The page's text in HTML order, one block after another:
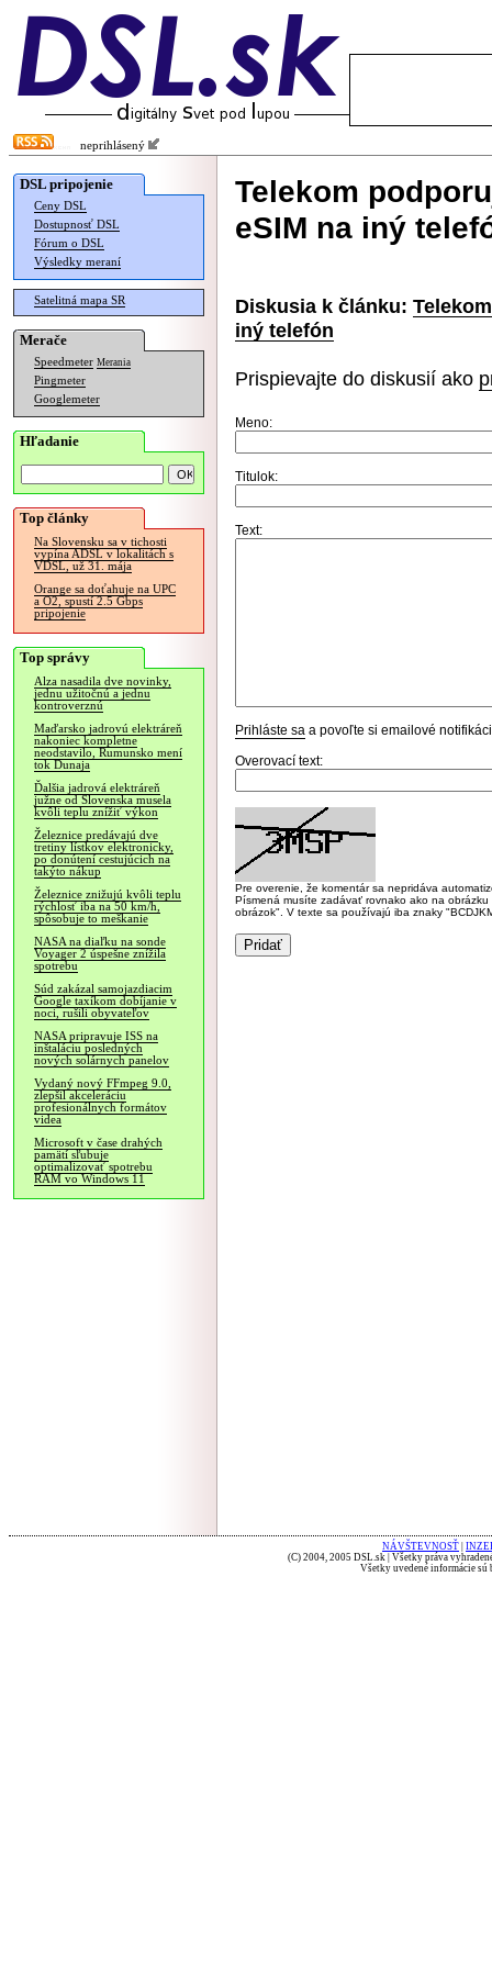
neprihlásený
DSL pripojenie
Ceny DSL
Dostupnosť DSL
Fórum o DSL
Výsledky meraní
Satelitná mapa SR
Merače
Speedmeter Merania
Pingmeter
Googlemeter
Hľadanie
Top články
Na Slovensku sa v tichosti
vypína ADSL v lokalitách s
VDSL, už 31. mája
Orange sa doťahuje na UPC
a O2, spustí 2.5 Gbps
pripojenie
Top správy
Alza nasadila dve novinky,
jednu užitočnú a jednu
kontroverznú
Maďarsko jadrovú elektráreň
nakoniec kompletne
neodstavilo, Rumunsko mení
tok Dunaja
Ďalšia jadrová elektráreň
južne od Slovenska musela
kvôli teplu znížiť výkon
Železnice predávajú dve
tretiny lístkov elektronicky,
po donútení cestujúcich na
takýto nákup
Železnice znižujú kvôli teplu
rýchlosť iba na 50 km/h,
spôsobuje to meškanie
NASA na diaľku na sonde
Voyager 2 úspešne znížila
spotrebu
Súd zakázal samojazdiacim
Google taxíkom dobíjanie v
noci, rušili obyvateľov
NASA pripravuje ISS na
inštaláciu posledných
nových solárnych panelov
Vydaný nový FFmpeg 9.0,
zlepšil akceleráciu
profesionálnych formátov
videa
Microsoft v čase drahých
pamätí sľubuje
optimalizovať spotrebu
RAM vo Windows 11
Telekom
eSIM na iný
Diskusia k článku:
iný telefón
Prispievajte do diskusií ako
Meno:
Titulok:
Text:
Prihláste sa a povoľte si emailové
Overovací text:
Pre overenie, že komentár sa nepridáva
Písmená musíte zadávať rovnako ako na
obrázok". V texte sa používajú iba znaky
NÁVŠTEVNOSŤ
(C) 2004, 2005 DSL.sk | Všetky práva
Všetky uvedené informácie sú